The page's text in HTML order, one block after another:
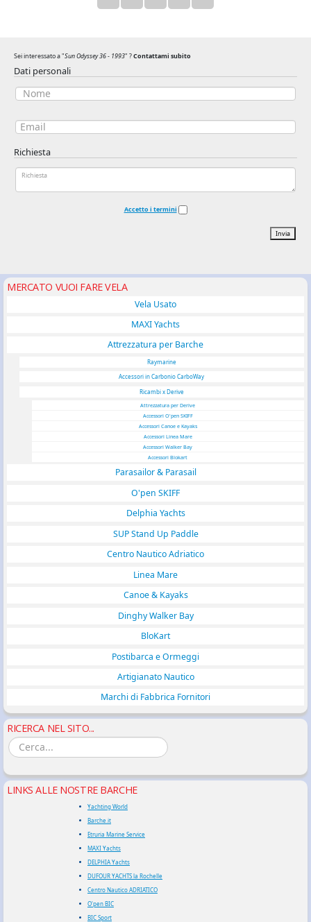
Sei interessato a "Sun Odyssey 36 - 1993" ?Contattami subito
Dati personali
Richiesta
Accetto i termini
Invia
MERCATO VUOI FARE VELA
Vela Usato
MAXI Yachts
Attrezzatura per Barche
Raymarine
Accessori in Carbonio CarboWay
Ricambi x Derive
Attrezzatura per Derive
Accessori O'pen SKIFF
Accessori Canoe e Kayaks
Accessori Linea Mare
Accessori Walker Bay
Accessori Blokart
Parasailor & Parasail
O'pen SKIFF
Delphia Yachts
SUP Stand Up Paddle
Centro Nautico Adriatico
Linea Mare
Canoe & Kayaks
Dinghy Walker Bay
BloKart
Postibarca e Ormeggi
Artigianato Nautico
Marchi di Fabbrica Fornitori
RICERCA NEL SITO...
LINKS ALLE NOSTRE BARCHE
Yachting World
Barche.it
Etruria Marine Service
MAXI Yachts
DELPHIA Yachts
DUFOUR YACHTS la Rochelle
Centro Nautico ADRIATICO
O'pen BIC
BIC Sport